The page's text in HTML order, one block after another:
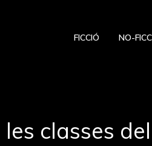
FICCIÓ NO-
les classes